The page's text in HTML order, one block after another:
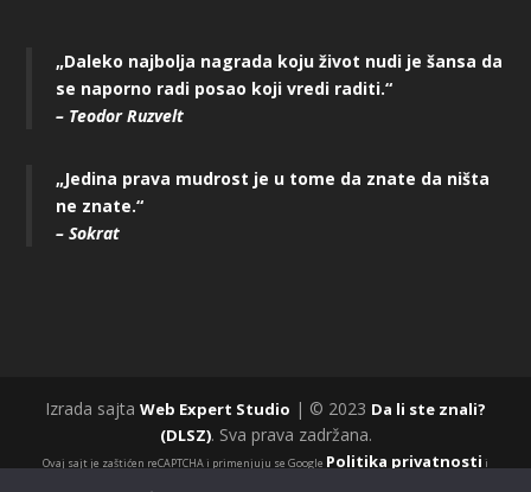
„Daleko najbolja nagrada koju život nudi je šansa da
se naporno radi posao koji vredi raditi.“
– Teodor Ruzvelt
„Jedina prava mudrost je u tome da znate da ništa
ne znate.“
– Sokrat
Izrada sajta Web Expert Studio | © 2023 Da li ste znali?
(DLSZ). Sva prava zadržana.
Ovaj sajt je zaštićen reCAPTCHA i primenjuju se Google Politika privatnosti i